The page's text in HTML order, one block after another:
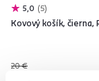
5,0 5
Kovový košík, čierna,
20 €